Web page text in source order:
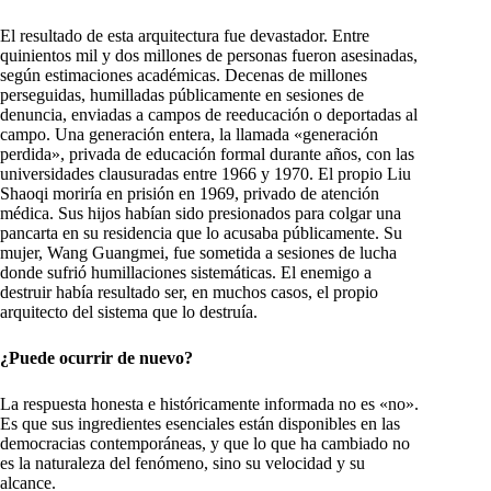
El resultado de esta arquitectura fue devastador. Entre
quinientos mil y dos millones de personas fueron asesinadas,
según estimaciones académicas. Decenas de millones
perseguidas, humilladas públicamente en sesiones de
denuncia, enviadas a campos de reeducación o deportadas al
campo. Una generación entera, la llamada «generación
perdida», privada de educación formal durante años, con las
universidades clausuradas entre 1966 y 1970. El propio Liu
Shaoqi moriría en prisión en 1969, privado de atención
médica. Sus hijos habían sido presionados para colgar una
pancarta en su residencia que lo acusaba públicamente. Su
mujer, Wang Guangmei, fue sometida a sesiones de lucha
donde sufrió humillaciones sistemáticas. El enemigo a
destruir había resultado ser, en muchos casos, el propio
arquitecto del sistema que lo destruía.
¿Puede ocurrir de nuevo?
La respuesta honesta e históricamente informada no es «no».
Es que sus ingredientes esenciales están disponibles en las
democracias contemporáneas, y que lo que ha cambiado no
es la naturaleza del fenómeno, sino su velocidad y su
alcance.